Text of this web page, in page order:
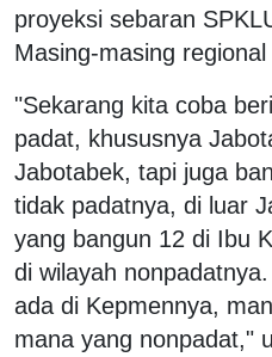
proyeksi sebaran
Masing-masing
"Sekarang kita coba
padat, khususnya
Jabotabek, tapi juga
tidak padatnya, di luar
yang bangun 12 di Ibu
di wilayah
ada di Kepmennya,
mana yang nonpadat,"